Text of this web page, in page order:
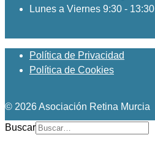
Lunes a Viernes 9:30 - 13:30
Política de Privacidad
Política de Cookies
© 2026 Asociación Retina Murcia
Buscar